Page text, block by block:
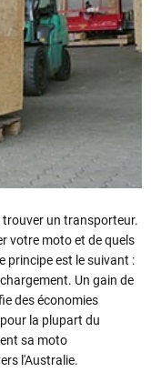
trouver un transporteur.
votre moto et de quels
principe est le suivant :
Un gain de
des économies
la plupart du
sa moto
l'Australie.